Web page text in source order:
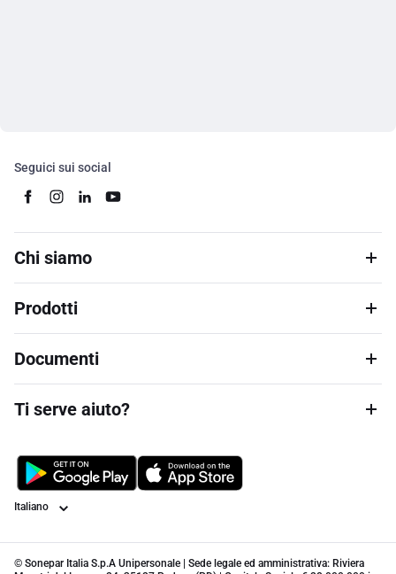
Seguici sui social
Chi siamo
Prodotti
Documenti
Ti serve aiuto?
Lingua
© Sonepar Italia S.p.A Unipersonale | Sede legale ed amministrativa: Riviera